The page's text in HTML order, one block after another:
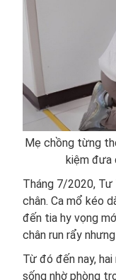
Mẹ chồng từng
kiệm đưa
Tháng 7/2020,
chân. Ca mổ kéo
đến tia hy vọng
chân run rẩy
Từ đó đến nay,
sống nhờ phòng